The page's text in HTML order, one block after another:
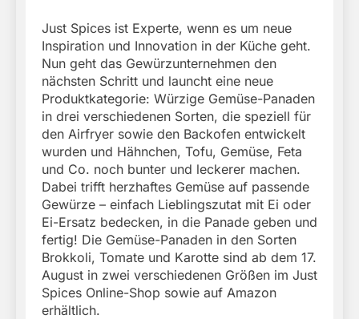
Just Spices ist Experte, wenn es um neue
Inspiration und Innovation in der Küche geht.
Nun geht das Gewürzunternehmen den
nächsten Schritt und launcht eine neue
Produktkategorie: Würzige Gemüse-Panaden
in drei verschiedenen Sorten, die speziell für
den Airfryer sowie den Backofen entwickelt
wurden und Hähnchen, Tofu, Gemüse, Feta
und Co. noch bunter und leckerer machen.
Dabei trifft herzhaftes Gemüse auf passende
Gewürze – einfach Lieblingszutat mit Ei oder
Ei-Ersatz bedecken, in die Panade geben und
fertig! Die Gemüse-Panaden in den Sorten
Brokkoli, Tomate und Karotte sind ab dem 17.
August in zwei verschiedenen Größen im Just
Spices Online-Shop sowie auf Amazon
erhältlich.